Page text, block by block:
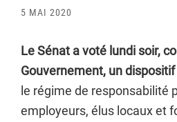
5 MAI 2020
Le Sénat a voté lundi soir,
Gouvernement, un dispositif
le régime de responsabilité
employeurs, élus locaux et